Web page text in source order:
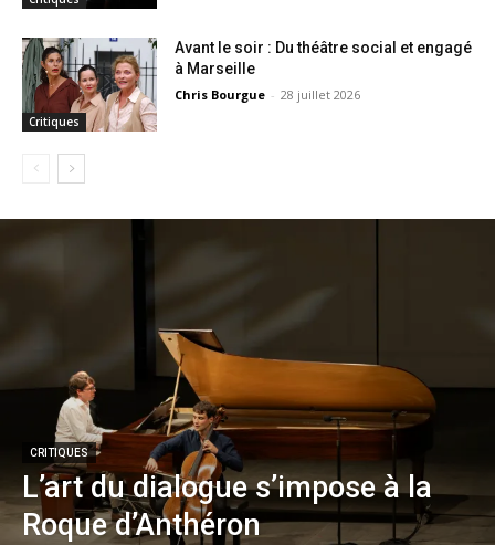
Critiques
Avant le soir : Du théâtre social et engagé
à Marseille
Chris Bourgue - 28 juillet 2026
CRITIQUES
L’art du dialogue s’impose à la
Roque d’Anthéron